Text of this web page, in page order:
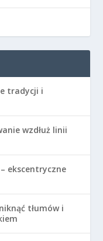
tradycji i
wzdłuż linii
ekscentryczne
tłumów i